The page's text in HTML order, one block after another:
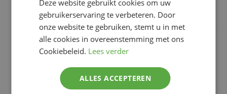
Deze website gebruikt cookies om uw
gebruikerservaring te verbeteren. Door
onze website te gebruiken, stemt u in met
alle cookies in overeenstemming met ons
Cookiebeleid. Lees verder
ALLES ACCEPTEREN